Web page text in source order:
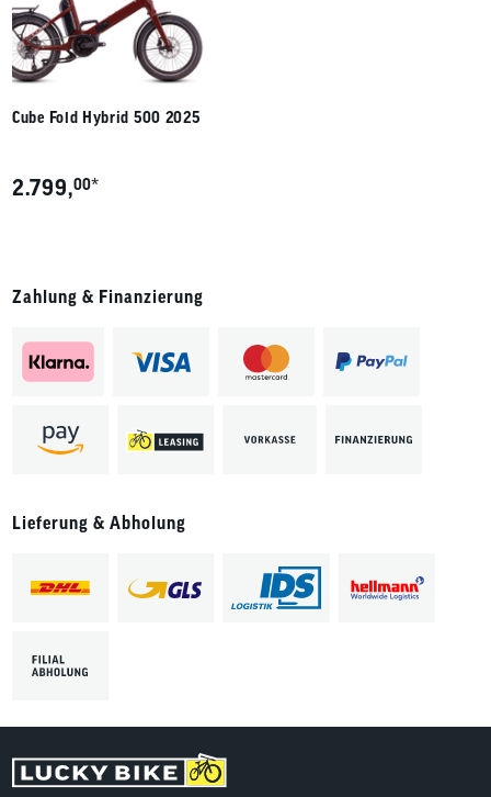
Cube Fold Hybrid 500 2025
2.799,00*
Zahlung & Finanzierung
Lieferung & Abholung